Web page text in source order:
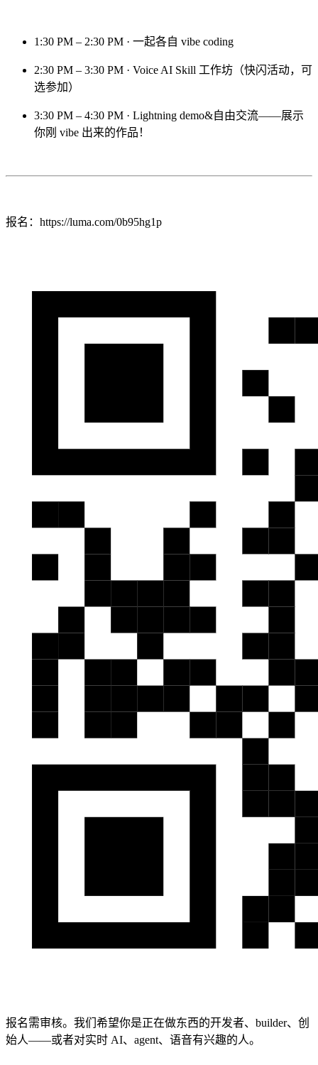
1:30 PM – 2:30 PM · 一起各自 vibe coding
2:30 PM – 3:30 PM · Voice AI Skill 工作坊（快闪活动，可
选参加）
3:30 PM – 4:30 PM · Lightning demo&自由交流——展示
你刚 vibe 出来的作品！
报名：https://luma.com/0b95hg1p
报名需审核。我们希望你是正在做东西的开发者、builder、创
始人——或者对实时 AI、agent、语音有兴趣的人。